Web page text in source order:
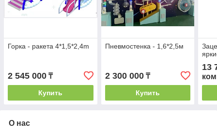
Горка - ракета 4*1,5*2,4m
2 545 000 ₸
Купить
Пневмостенка - 1,6*2,5м
2 300 000₸
Купить
13
О нас